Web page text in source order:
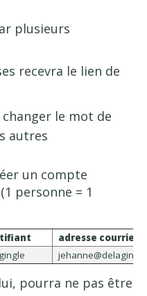
plusieurs
recevra le lien de
le mot de
autres
un compte
personne = 1
adresse courriel
pourra ne pas être